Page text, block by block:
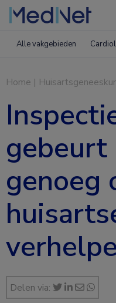
Alle vakgebieden
Home |
genoeg
Delen via: